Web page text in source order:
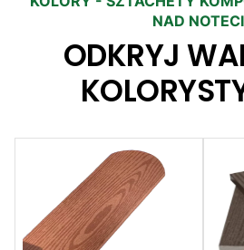
NAD
ODKRYJ